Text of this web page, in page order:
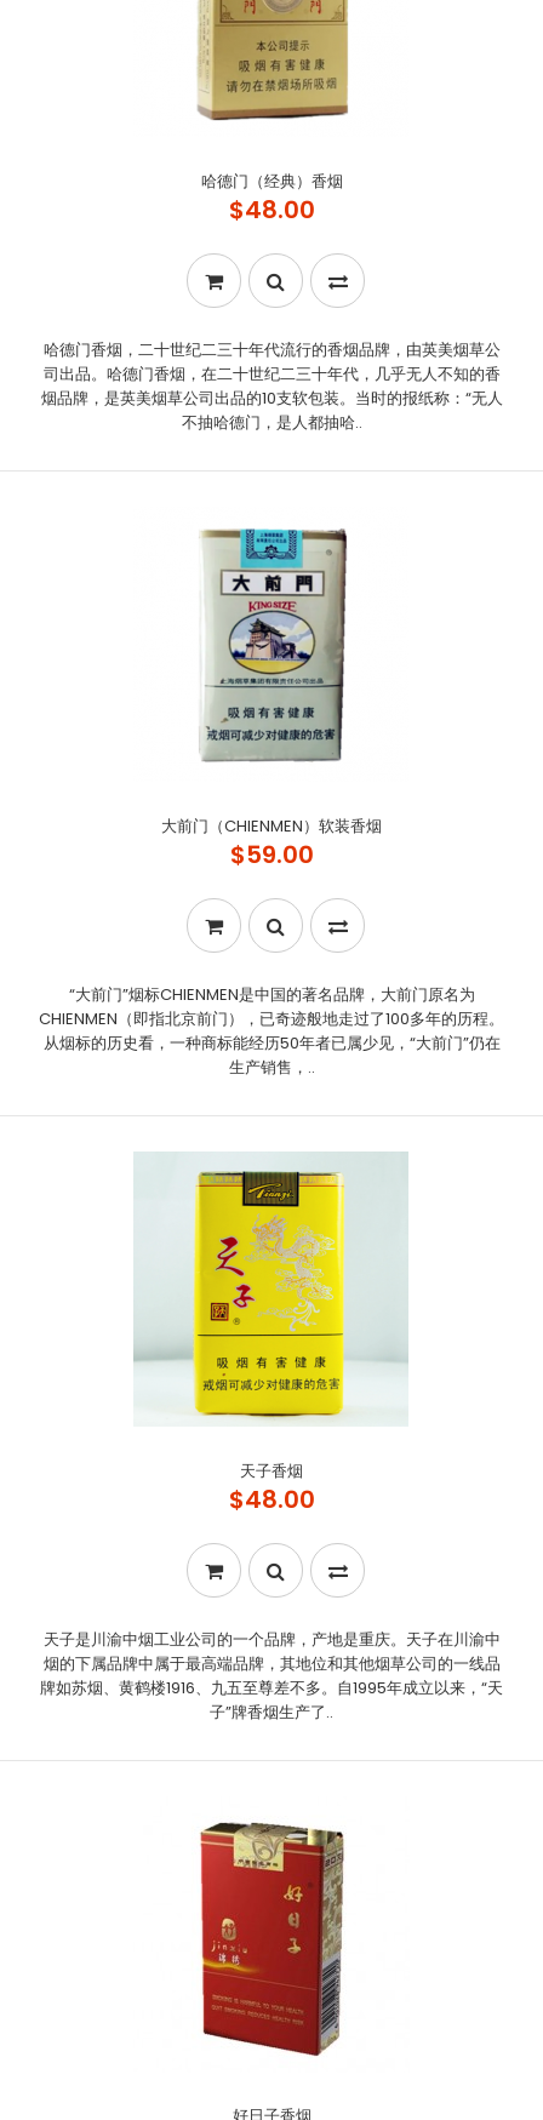
哈德门（经典）香烟
$48.00
哈德门香烟，二十世纪二三十年代流行的香烟品牌，由英美烟草公
司出品。哈德门香烟，在二十世纪二三十年代，几乎无人不知的香
烟品牌，是英美烟草公司出品的10支软包装。当时的报纸称：“无人
不抽哈德门，是人都抽哈..
大前门（CHIENMEN）软装香烟
$59.00
“大前门”烟标CHIENMEN是中国的著名品牌，大前门原名为
CHIENMEN（即指北京前门），已奇迹般地走过了100多年的历程。
从烟标的历史看，一种商标能经历50年者已属少见，“大前门”仍在
生产销售，..
天子香烟
$48.00
天子是川渝中烟工业公司的一个品牌，产地是重庆。天子在川渝中
烟的下属品牌中属于最高端品牌，其地位和其他烟草公司的一线品
牌如苏烟、黄鹤楼1916、九五至尊差不多。自1995年成立以来，“天
子”牌香烟生产了..